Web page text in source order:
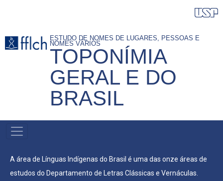
conteúdo
ESTUDO DE NOMES DE LUGARES, PESSOAS E
NOMES VÁRIOS
TOPONÍMIA
GERAL E DO
BRASIL
NAVEGAÇÃO
A área de Línguas Indígenas do Brasil é uma das onze áreas de
estudos do Departamento de Letras Clássicas e Vernáculas.